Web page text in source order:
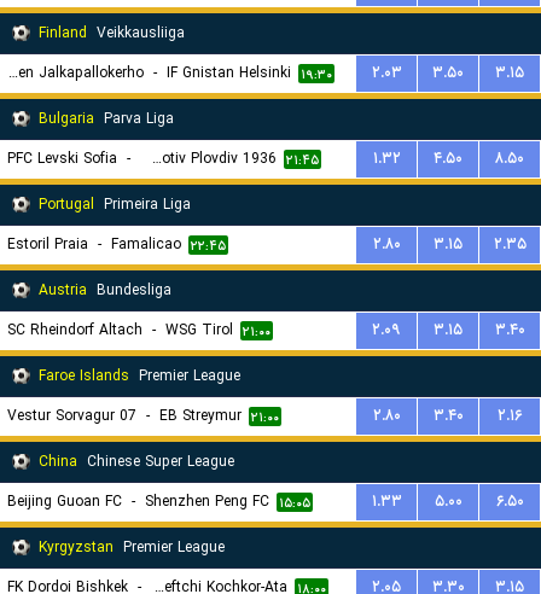
Finland Veikkausliiga
Seinajoen Jalkapallokerho
- IF Gnistan Helsinki ۱۹:۳۰ ۲.۰۳ ۳.۵۰
۳.۱۵
Bulgaria Parva Liga
PFC Levski Sofia - PFC Lokomotiv Plovdiv 1936 ۲۱:۴۵ ۱.۳۲ ۴.۵۰
۸.۵۰
Portugal Primeira Liga
Estoril Praia - Famalicao ۲۲:۴۵ ۲.۸۰ ۳.۱۵
۲.۳۵
Austria Bundesliga
SC Rheindorf Altach - WSG Tirol ۲۱:۰۰ ۲.۰۹ ۳.۱۵
۳.۴۰
Faroe Islands Premier League
07 Vestur Sorvagur - EB Streymur ۲۱:۰۰ ۲.۸۰ ۳.۴۰
۲.۱۶
China Chinese Super League
Beijing Guoan FC - Shenzhen Peng FC ۱۵:۰۵ ۱.۳۳ ۵.۰۰
۶.۵۰
Kyrgyzstan Premier League
FK Dordoi Bishkek - FK Neftchi Kochkor-Ata ۱۸:۰۰ ۲.۰۵ ۳.۳۰
۳.۱۵